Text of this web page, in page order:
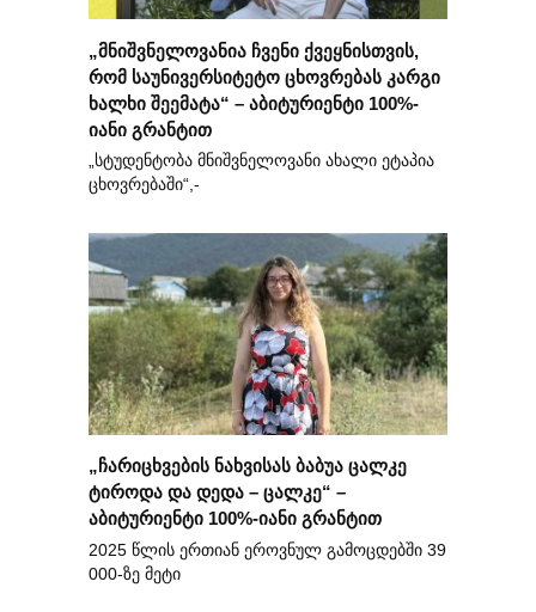
„მნიშვნელოვანია ჩვენი ქვეყნისთვის,
რომ საუნივერსიტეტო ცხოვრებას კარგი
ხალხი შეემატა“ – აბიტურიენტი 100%-
იანი გრანტით
„სტუდენტობა მნიშვნელოვანი ახალი ეტაპია
ცხოვრებაში“,-
„ჩარიცხვების ნახვისას ბაბუა ცალკე
ტიროდა და დედა – ცალკე“ –
აბიტურიენტი 100%-იანი გრანტით
2025 წლის ერთიან ეროვნულ გამოცდებში 39
000-ზე მეტი